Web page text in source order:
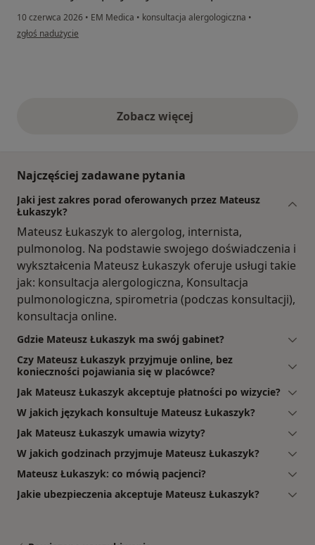
10 czerwca 2026 • EM Medica • konsultacja alergologiczna •
w opinii użytkownika E.P.
zgłoś nadużycie
Zobacz więcejopinie powyżej
Najczęściej zadawane pytania
Jaki jest zakres porad oferowanych przez Mateusz
Łukaszyk?
Mateusz Łukaszyk to alergolog, internista,
pulmonolog. Na podstawie swojego doświadczenia i
wykształcenia Mateusz Łukaszyk oferuje usługi takie
jak: konsultacja alergologiczna, Konsultacja
pulmonologiczna, spirometria (podczas konsultacji),
konsultacja online.
Gdzie Mateusz Łukaszyk ma swój gabinet?
Czy Mateusz Łukaszyk przyjmuje online, bez
konieczności pojawiania się w placówce?
Jak Mateusz Łukaszyk akceptuje płatności po wizycie?
W jakich językach konsultuje Mateusz Łukaszyk?
Jak Mateusz Łukaszyk umawia wizyty?
W jakich godzinach przyjmuje Mateusz Łukaszyk?
Mateusz Łukaszyk: co mówią pacjenci?
Jakie ubezpieczenia akceptuje Mateusz Łukaszyk?